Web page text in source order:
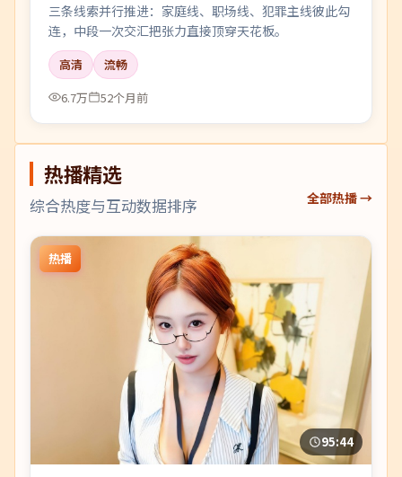
三条线索并行推进：家庭线、职场线、犯罪主线彼此勾
连，中段一次交汇把张力直接顶穿天花板。
高清
流畅
6.7万
52个月前
热播精选
综合热度与互动数据排序 全部热播 →
热播
95:44